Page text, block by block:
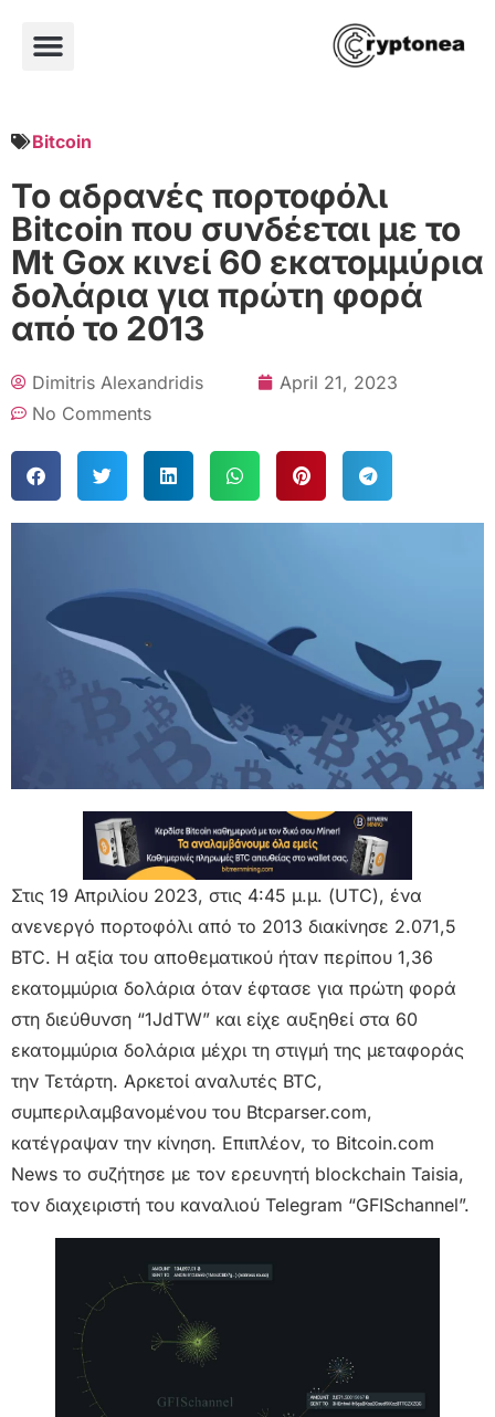
Bitcoin
Το αδρανές πορτοφόλι
Bitcoin που συνδέεται με το
Mt Gox κινεί 60 εκατομμύρια
δολάρια για πρώτη φορά
από το 2013
Dimitris Alexandridis
April 21, 2023
No Comments
Στις 19 Απριλίου 2023, στις 4:45 μ.μ. (UTC), ένα
ανενεργό πορτοφόλι από το 2013 διακίνησε 2.071,5
BTC. Η αξία του αποθεματικού ήταν περίπου 1,36
εκατομμύρια δολάρια όταν έφτασε για πρώτη φορά
στη διεύθυνση “1JdTW” και είχε αυξηθεί στα 60
εκατομμύρια δολάρια μέχρι τη στιγμή της μεταφοράς
την Τετάρτη. Αρκετοί αναλυτές BTC,
συμπεριλαμβανομένου του Btcparser.com,
κατέγραψαν την κίνηση. Επιπλέον, το Bitcoin.com
News το συζήτησε με τον ερευνητή blockchain Taisia,
τον διαχειριστή του καναλιού Telegram “GFISchannel”.